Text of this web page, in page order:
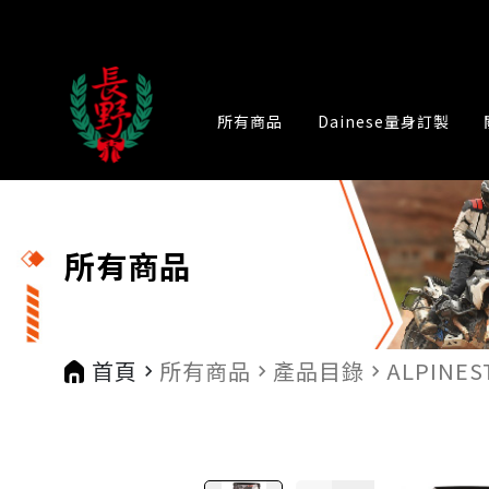
所有商品 Dainese量身訂製
所有商品
首頁 navigate_next 所有商品 navigate_next 產品目錄 navigate_next